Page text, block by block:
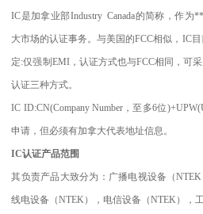
IC是加拿业部Industry Canada的简称，作
大市场的认证事务。与美国的FCC相似，IC
定:仅强制EMI，认证方式也与FCC相同，可
认证三种方式。
IC ID:CN(Company Number，至多6位
申请，但必须有加拿大代表地址信息。
IC认证产品范围
其负责产品大致分为：广播电视设备（
线电设备（NTEK），电信设备（NTEK），